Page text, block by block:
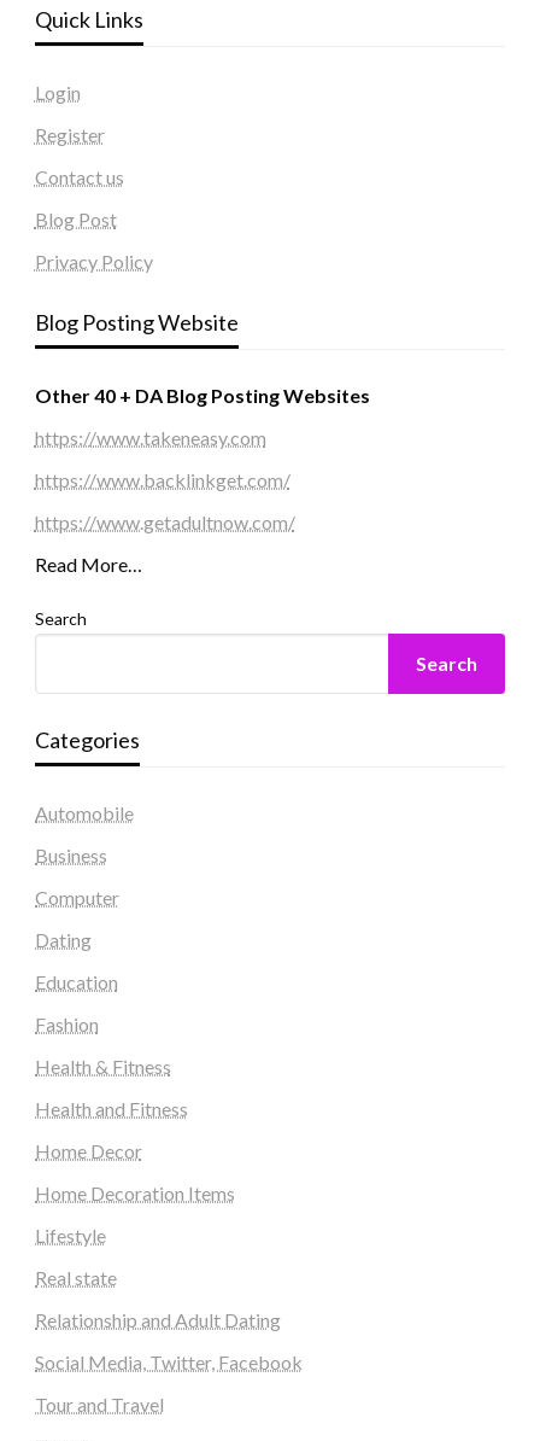
Quick Links
Login
Register
Contact us
Blog Post
Privacy Policy
Blog Posting Website
Other 40 + DA Blog Posting Websites
https://www.takeneasy.com
https://www.backlinkget.com/
https://www.getadultnow.com/
Read More…
Search
Search
Categories
Automobile
Business
Computer
Dating
Education
Fashion
Health & Fitness
Health and Fitness
Home Decor
Home Decoration Items
Lifestyle
Real state
Relationship and Adult Dating
Social Media, Twitter, Facebook
Tour and Travel